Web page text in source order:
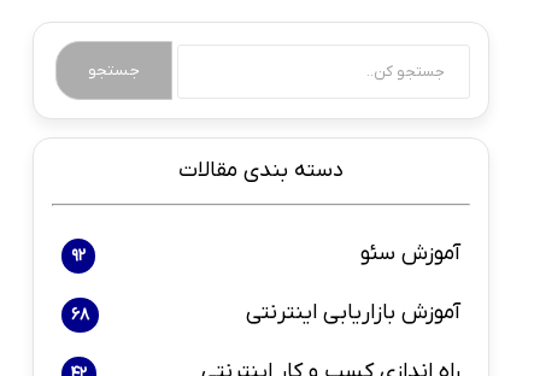
جستجو
دسته بندی مقالات
آموزش سئو 92
آموزش بازاریابی اینترنتی 68